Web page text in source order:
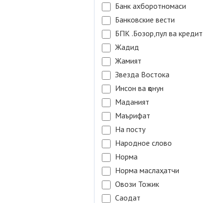
Банк ахборотномаси
Банковские вести
БПК .Бозор,пул ва кредит
Жадид
Жамият
Звезда Востока
Инсон ва қонун
Маданият
Маърифат
На посту
Народное слово
Норма
Норма маслаҳатчи
Овози Тожик
Саодат